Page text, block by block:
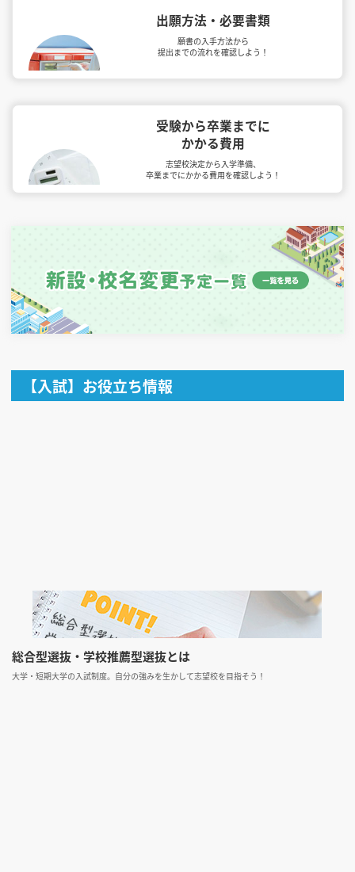
出願方法・必要書類
願書の入手方法から
提出までの流れを確認しよう！
受験から卒業までに
かかる費用
志望校決定から入学準備、
卒業までにかかる費用を確認しよう！
【入試】お役立ち情報
総合型選抜・学校推薦型選抜とは
大学・短期大学の入試制度。自分の強みを生かして志望校を目指そう！